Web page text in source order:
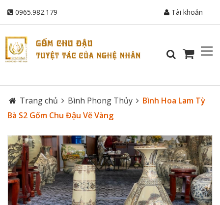
0965.982.179 Tài khoản
Trang chủ Bình Phong Thủy
Bình Hoa Lam Tỳ
Bà S2 Gốm Chu Đậu Vẽ Vàng